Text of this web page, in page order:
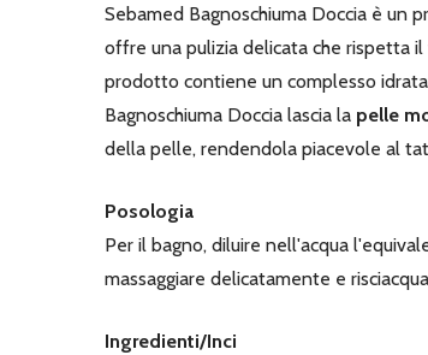
Sebamed Bagnoschiuma Doccia è un
offre una pulizia delicata che rispetta
prodotto contiene un complesso
Bagnoschiuma Doccia lascia la pelle
della pelle, rendendola piacevole al
Posologia
Per il bagno, diluire nell'acqua
massaggiare delicatamente e
Ingredienti/Inci